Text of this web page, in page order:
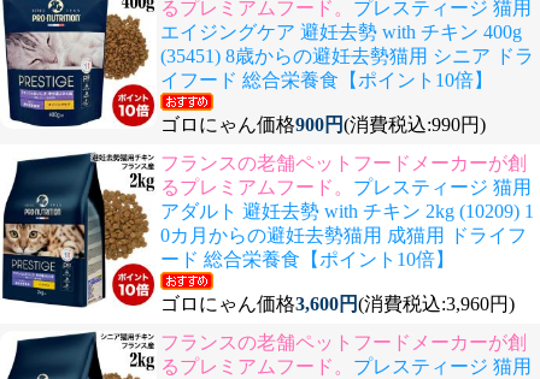
るプレミアムフード。 プレスティージ 猫用
エイジングケア 避妊去勢 with チキン 400g
(35451) 8歳からの避妊去勢猫用 シニア ドラ
イフード 総合栄養食【ポイント10倍】
ゴロにゃん価格900円(消費税込:990円)
フランスの老舗ペットフードメーカーが創
るプレミアムフード。 プレスティージ 猫用
アダルト 避妊去勢 with チキン 2kg (10209) 1
0カ月からの避妊去勢猫用 成猫用 ドライフ
ード 総合栄養食【ポイント10倍】
ゴロにゃん価格3,600円(消費税込:3,960円)
フランスの老舗ペットフードメーカーが創
るプレミアムフード。 プレスティージ 猫用